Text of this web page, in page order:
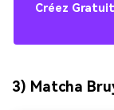
Créez
3) Matcha